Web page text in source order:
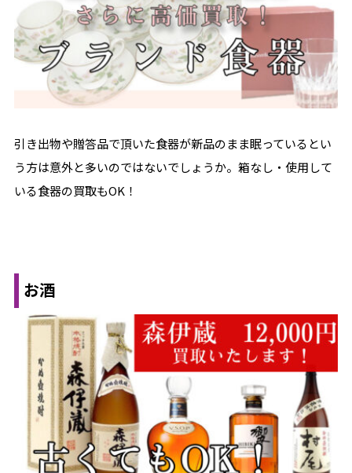
引き出物や贈答品で頂いた食器が新品のまま眠っているとい
う方は意外と多いのではないでしょうか。箱なし・使用して
いる食器の買取もOK！
お酒